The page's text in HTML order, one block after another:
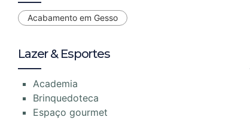
Acabamento em Gesso
Lazer & Esportes
Academia
Brinquedoteca
Espaço gourmet